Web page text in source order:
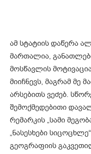
ამ სტატიის დაწერა
მართალია,
მოსწავლის
მიიჩნევს, მაგრამ მე
არსებითს ვეძებ.
შემოქმედებითი
რემარკის „სამი
„ნასესხები
გეოგრაფიის